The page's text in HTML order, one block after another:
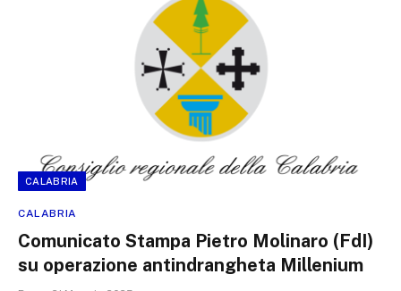
CALABRIA
CALABRIA
Comunicato Stampa Pietro Molinaro (FdI)
su operazione antindrangheta Millenium